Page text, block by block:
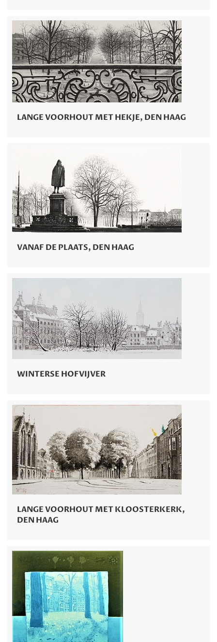
LANGE VOORHOUT MET HEKJE, DEN HAAG
VANAF DE PLAATS, DEN HAAG
WINTERSE HOFVIJVER
LANGE VOORHOUT MET KLOOSTERKERK,
DEN HAAG